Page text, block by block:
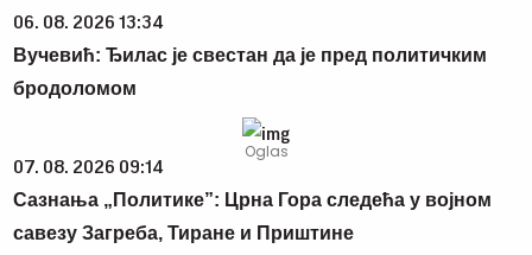
06. 08. 2026 13:34
Вучевић: Ђилас је свестан да је пред политичким
бродоломом
07. 08. 2026 09:14
Сазнања „Политике”: Црна Гора следећа у војном
савезу Загреба, Тиране и Приштине